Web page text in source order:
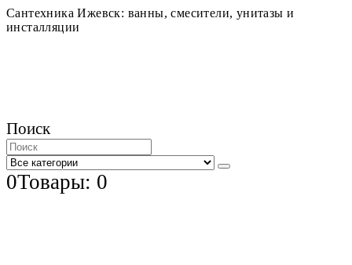
Сантехника Ижевск: ванны, смесители, унитазы и
инсталляции
Поиск
0Товары: 0